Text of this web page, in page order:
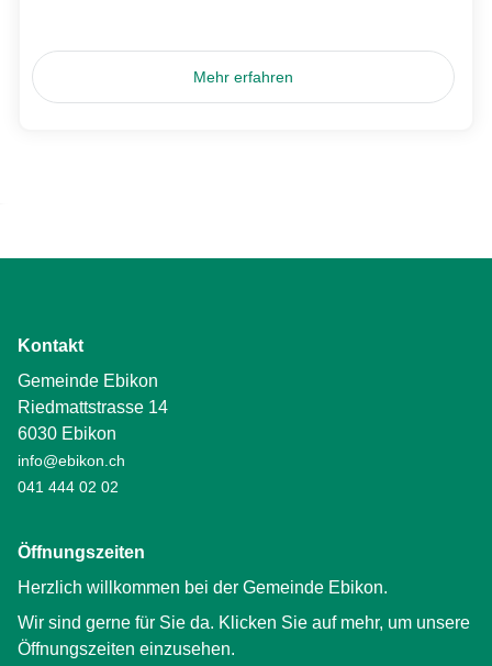
Mehr erfahren
Kontakt
Gemeinde Ebikon
Riedmattstrasse 14
6030 Ebikon
info@ebikon.ch
041 444 02 02
Öffnungszeiten
Herzlich willkommen bei der Gemeinde Ebikon.
Wir sind gerne für Sie da. Klicken Sie auf mehr, um unsere
Öffnungszeiten einzusehen.